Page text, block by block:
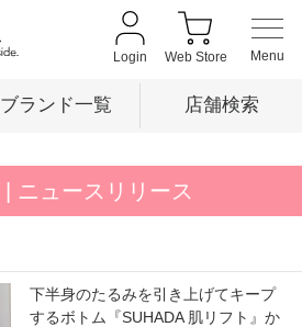
Login Web Store
ブランド一覧 店舗検索
| ニュースリリース
下半身のたるみを引き上げてキープ
するボトム『SUHADA 肌リフト』か